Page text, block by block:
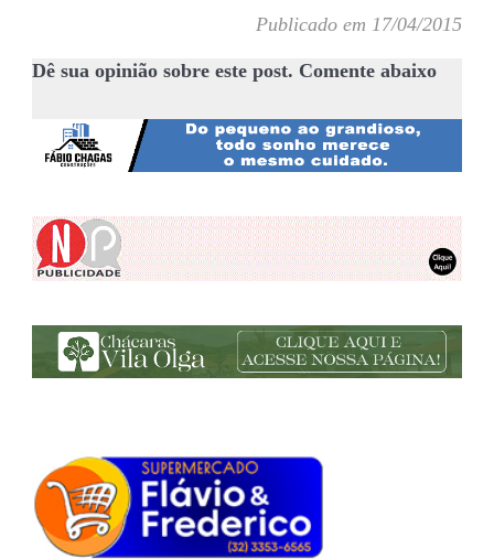
Publicado em 17/04/2015
Dê sua opinião sobre este post. Comente abaixo